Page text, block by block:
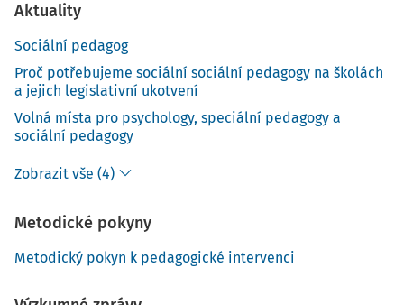
Aktuality
Sociální pedagog
Proč potřebujeme sociální sociální pedagogy na školách
a jejich legislativní ukotvení
Volná místa pro psychology, speciální pedagogy a
sociální pedagogy
Zobrazit vše (4)
Metodické pokyny
Metodický pokyn k pedagogické intervenci